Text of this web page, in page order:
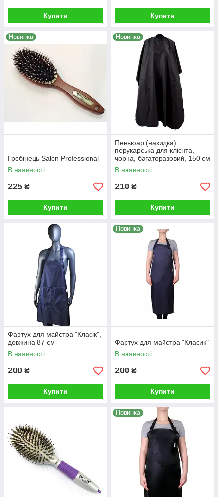
Купити Купити
Новинка
Гребінець Salon Professional
В наявності
225 ₴
Купити
Новинка
Пеньюар (накидка)
перукарська для клієнта,
чорна, багаторазовий, 150 см
В наявності
210 ₴
Купити
Фартух для майстра "Класік",
довжина 87 см
В наявності
200 ₴
Купити
Новинка
Фартух для майстра "Класик"
В наявності
200 ₴
Купити
Новинка